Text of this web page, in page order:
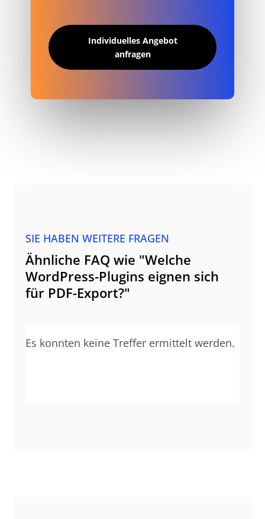
Individuelles Angebot
anfragen
SIE HABEN WEITERE FRAGEN
Ähnliche FAQ wie "Welche
WordPress-Plugins eignen sich
für PDF-Export?"
Es konnten keine Treffer ermittelt werden.